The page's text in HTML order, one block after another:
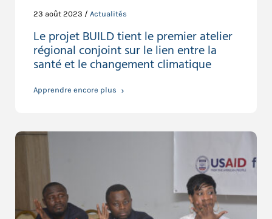
23 août 2023 / Actualités
Le projet BUILD tient le premier atelier
régional conjoint sur le lien entre la
santé et le changement climatique
Apprendre encore plus